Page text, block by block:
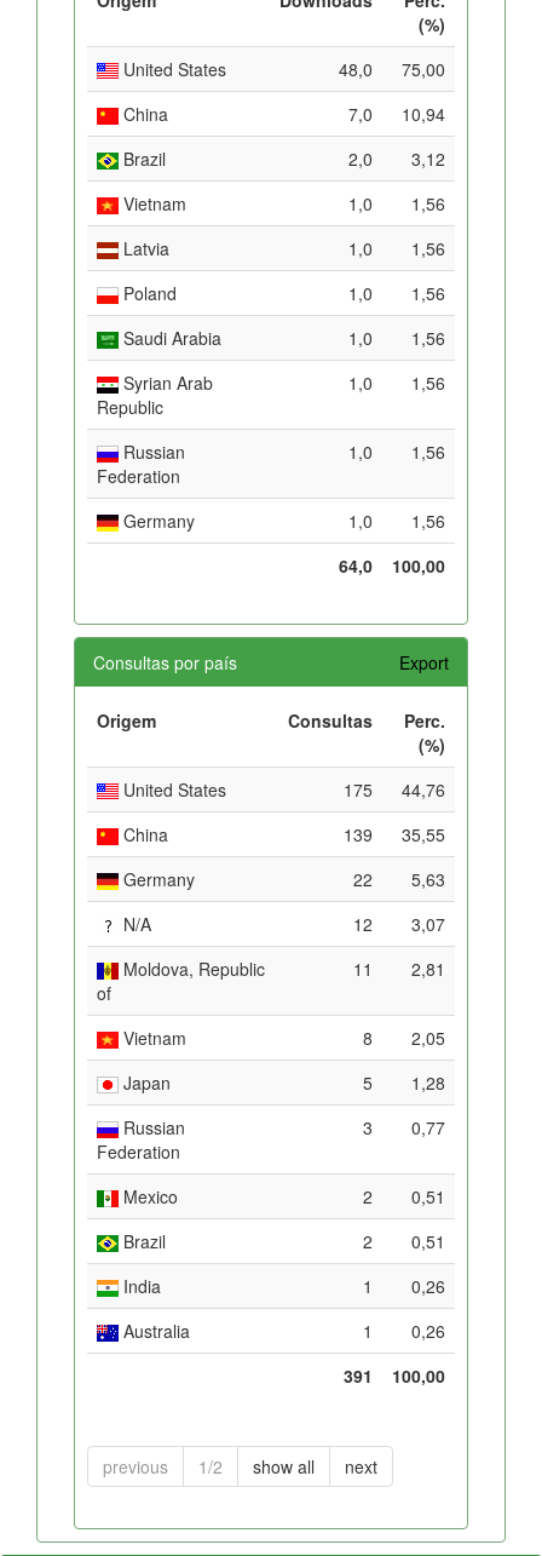
(%)
United States
48,0
75,00
China
7,0
10,94
Brazil
2,0
3,12
Vietnam
1,0
1,56
Latvia
1,0
1,56
Poland
1,0
1,56
Saudi Arabia
1,0
1,56
Syrian Arab
Republic
1,0 1,56
Russian
Federation
1,0 1,56
Germany 1,0
1,56
64,0
100,00
Consultas por país Export
Origem Consultas
Perc.
(%)
United States
175
44,76
China
139
35,55
Germany
22
5,63
N/A
12
3,07
Moldova, Republic
of
11 2,81
Vietnam 8
2,05
Japan
5
1,28
Russian
Federation
3 0,77
Mexico 2
0,51
Brazil
2
0,51
India
1
0,26
Australia
1
0,26
391
100,00
previous 1/2 show all next